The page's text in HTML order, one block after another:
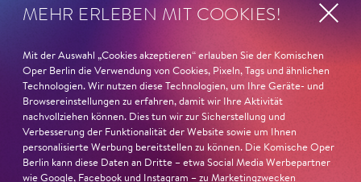
MEHR ERLEBEN MIT COOKIES!
Mit der Auswahl „Cookies akzeptieren“ erlauben Sie der Komischen
Oper Berlin die Verwendung von Cookies, Pixeln, Tags und ähnlichen
Technologien. Wir nutzen diese Technologien, um Ihre Geräte- und
Browsereinstellungen zu erfahren, damit wir Ihre Aktivität
nachvollziehen können. Dies tun wir zur Sicherstellung und
Verbesserung der Funktionalität der Website sowie um Ihnen
personalisierte Werbung bereitstellen zu können. Die Komische Oper
Berlin kann diese Daten an Dritte – etwa Social Media Werbepartner
wie Google, Facebook und Instagram – zu Marketingzwecken